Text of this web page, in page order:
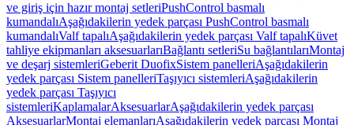
ve giriş için hazır montaj setleriPushControl basmalı
kumandalıAşağıdakilerin yedek parçası PushControl basmalı
kumandalıValf tapalıAşağıdakilerin yedek parçası Valf tapalıKüvet
tahliye ekipmanları aksesuarlarıBağlantı setleriSu bağlantılarıMontaj
ve deşarj sistemleriGeberit DuofixSistem panelleriAşağıdakilerin
yedek parçası Sistem panelleriTaşıyıcı sistemleriAşağıdakilerin
yedek parçası Taşıyıcı
sistemleriKaplamalarAksesuarlarAşağıdakilerin yedek parçası
AksesuarlarMontaj elemanlarıAşağıdakilerin yedek parçası Montaj